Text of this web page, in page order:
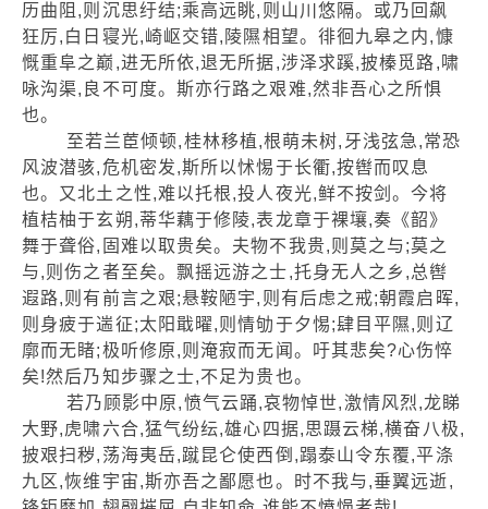
历曲阻,则沉思纡结;乘高远眺,则山川悠隔。或乃回飙
狂厉,白日寝光,崎岖交错,陵隰相望。徘徊九皋之内,慷
慨重阜之巅,进无所依,退无所据,涉泽求蹊,披榛觅路,啸
咏沟渠,良不可度。斯亦行路之艰难,然非吾心之所惧
也。
至若兰茞倾顿,桂林移植,根萌未树,牙浅弦急,常恐
风波潜骇,危机密发,斯所以怵惕于长衢,按辔而叹息
也。又北土之性,难以托根,投人夜光,鲜不按剑。今将
植桔柚于玄朔,蒂华藕于修陵,表龙章于裸壤,奏《韶》
舞于聋俗,固难以取贵矣。夫物不我贵,则莫之与;莫之
与,则伤之者至矣。飘摇远游之士,托身无人之乡,总辔
遐路,则有前言之艰;悬鞍陋宇,则有后虑之戒;朝霞启晖,
则身疲于遄征;太阳戢曜,则情劬于夕惕;肆目平隰,则辽
廓而无睹;极听修原,则淹寂而无闻。吁其悲矣?心伤悴
矣!然后乃知步骤之士,不足为贵也。
若乃顾影中原,愤气云踊,哀物悼世,激情风烈,龙睇
大野,虎啸六合,猛气纷纭,雄心四据,思蹑云梯,横奋八极,
披艰扫秽,荡海夷岳,蹴昆仑使西倒,蹋泰山令东覆,平涤
九区,恢维宇宙,斯亦吾之鄙愿也。时不我与,垂翼远逝,